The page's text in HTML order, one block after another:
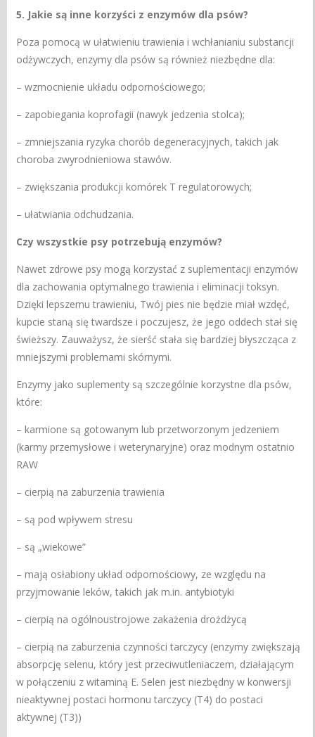
5. Jakie są inne korzyści z enzymów dla psów?
Poza pomocą w ułatwieniu trawienia i wchłanianiu substancji
odżywczych, enzymy dla psów są również niezbędne dla:
– wzmocnienie układu odpornościowego;
– zapobiegania koprofagii (nawyk jedzenia stolca);
– zmniejszania ryzyka chorób degeneracyjnych, takich jak
choroba zwyrodnieniowa stawów.
– zwiększania produkcji komórek T regulatorowych;
– ułatwiania odchudzania.
Czy wszystkie psy potrzebują enzymów?
Nawet zdrowe psy mogą korzystać z suplementacji enzymów
dla zachowania optymalnego trawienia i eliminacji toksyn.
Dzięki lepszemu trawieniu, Twój pies nie będzie miał wzdęć,
kupcie staną się twardsze i poczujesz, że jego oddech stał się
świeższy. Zauważysz, że sierść stała się bardziej błyszcząca z
mniejszymi problemami skórnymi.
Enzymy jako suplementy są szczególnie korzystne dla psów,
które:
– karmione są gotowanym lub przetworzonym jedzeniem
(karmy przemysłowe i weterynaryjne) oraz modnym ostatnio
RAW
– cierpią na zaburzenia trawienia
– są pod wpływem stresu
– są „wiekowe”
– mają osłabiony układ odpornościowy, ze względu na
przyjmowanie leków, takich jak m.in. antybiotyki
– cierpią na ogólnoustrojowe zakażenia drożdżycą
– cierpią na zaburzenia czynności tarczycy (enzymy zwiększają
absorpcję selenu, który jest przeciwutleniaczem, działającym
w połączeniu z witaminą E. Selen jest niezbędny w konwersji
nieaktywnej postaci hormonu tarczycy (T4) do postaci
aktywnej (T3))